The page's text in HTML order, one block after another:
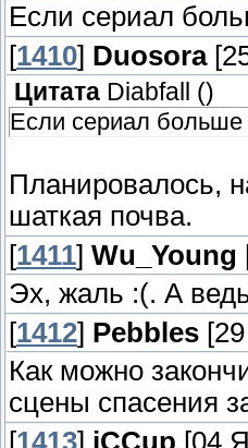
Если сериал
[1410] Duosora
Цитата Diabfall ()
Если сериал больше
Планировалось,
шаткая почва.
[1411] Wu_Young
Эх, жаль :(. А
[1412] Pebbles
Как можно
сцены спасения
[1413] iCCup [04